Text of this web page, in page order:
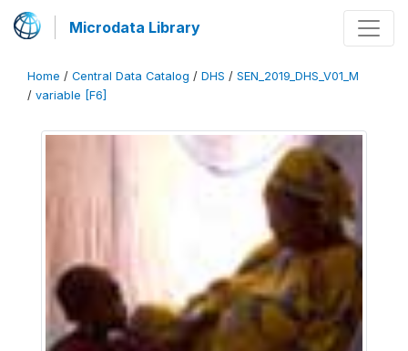
Microdata Library
Home / Central Data Catalog / DHS / SEN_2019_DHS_V01_M
/ variable [F6]